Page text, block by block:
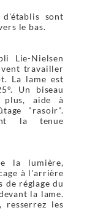
sont
le bas.
Lie-Nielsen
travailler
La lame est
Un biseau
plus, aide à
"rasoir".
la tenue
la lumière,
à l'arrière
réglage du
la lame.
resserrez les